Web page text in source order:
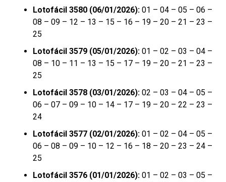
Lotofácil 3580 (06/01/2026): 01 – 04 – 05 – 06 –
08 – 09 – 12 – 13 – 15 – 16 – 19 – 20 – 21 – 23 –
25
Lotofácil 3579 (05/01/2026): 01 – 02 – 03 – 04 –
08 – 10 – 11 – 13 – 15 – 17 – 19 – 20 – 21 – 23 –
25
Lotofácil 3578 (03/01/2026): 02 – 03 – 04 – 05 –
06 – 07 – 09 – 10 – 14 – 17 – 19 – 20 – 22 – 23 –
24
Lotofácil 3577 (02/01/2026): 01 – 02 – 04 – 05 –
06 – 08 – 09 – 10 – 12 – 16 – 18 – 20 – 23 – 24 –
25
Lotofácil 3576 (01/01/2026): 01 – 02 – 03 – 05 –